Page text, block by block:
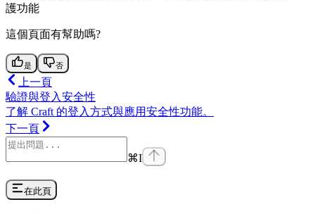
護功能
這個頁面有幫助嗎?
是 否
上一頁
驗證與登入安全性
了解 Craft 的登入方式與應用安全性功能。
下一頁
⌘I
在此頁